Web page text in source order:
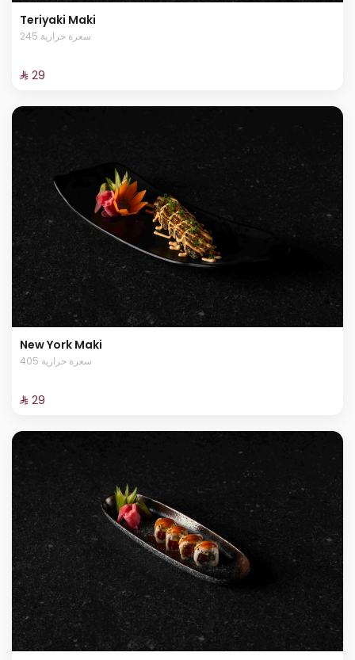
Teriyaki Maki
245 سعرة حرارية
⁨⁦‪‬ 29⁩
New York Maki
405 سعرة حرارية
⁨⁦‪‬ 29⁩